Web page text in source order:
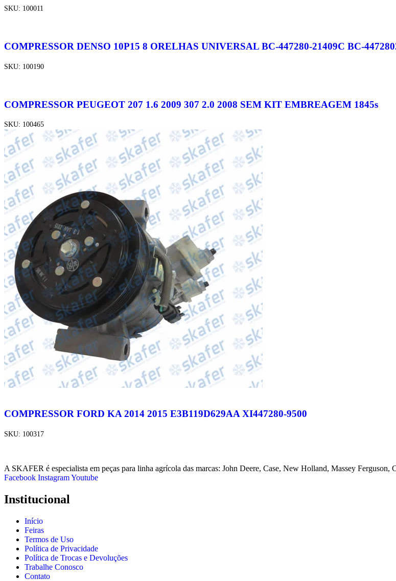
SKU: 100011
COMPRESSOR DENSO 10P15 8 ORELHAS UNIVERSAL BC-447280-21409C BC-
SKU: 100190
COMPRESSOR PEUGEOT 207 1.6 2009 307 2.0 2008 SEM KIT EMBREAGEM 1845s
SKU: 100465
COMPRESSOR FORD KA 2014 2015 E3B119D629AA XI447280-9500
SKU: 100317
A SKAFER é especialista em peças para linha agrícola das marcas: John Deere, Case, New Holland, Massey
Facebook InstagramYoutube
Institucional
Início
Feiras
Termos de Uso
Política de Privacidade
Política de Trocas e Devoluções
Trabalhe Conosco
Contato